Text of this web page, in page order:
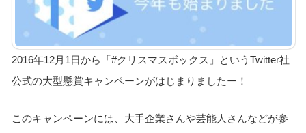
2016年12月1日から「#クリスマスボックス」というTwitter社
公式の大型懸賞キャンペーンがはじまりましたー！
このキャンペーンには、大手企業さんや芸能人さんなどが参